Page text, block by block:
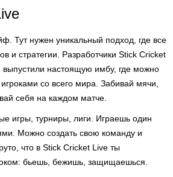
Тут нужен уникальный подход, где все
и стратегии. Разработчики Stick Cricket
выпустили настоящую имбу, где можно
со всего мира. Забивай мячи,
себя на каждом матче.
игры, турниры, лиги. Играешь один
Можно создать свою команду и
что в Stick Cricket Live ты
бьешь, бежишь, защищаешься.